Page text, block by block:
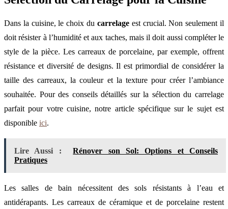
Dans la cuisine, le choix du carrelageest crucial. Non seulement il
doit résister à l’humidité et aux taches, mais il doit aussi compléter le
style de la pièce. Les carreaux de porcelaine, par exemple, offrent
résistance et diversité de designs. Il est primordial de considérer la
taille des carreaux, la couleur et la texture pour créer l’ambiance
souhaitée. Pour des conseils détaillés sur la sélection du carrelage
parfait pour votre cuisine, notre article spécifique sur le sujet est
disponible ici.
Lire Aussi :
Rénover son Sol: Options et Conseils
Pratiques
Les salles de bain nécessitent des sols résistants à l’eau et
antidérapants. Les carreaux de céramique et de porcelaine restent